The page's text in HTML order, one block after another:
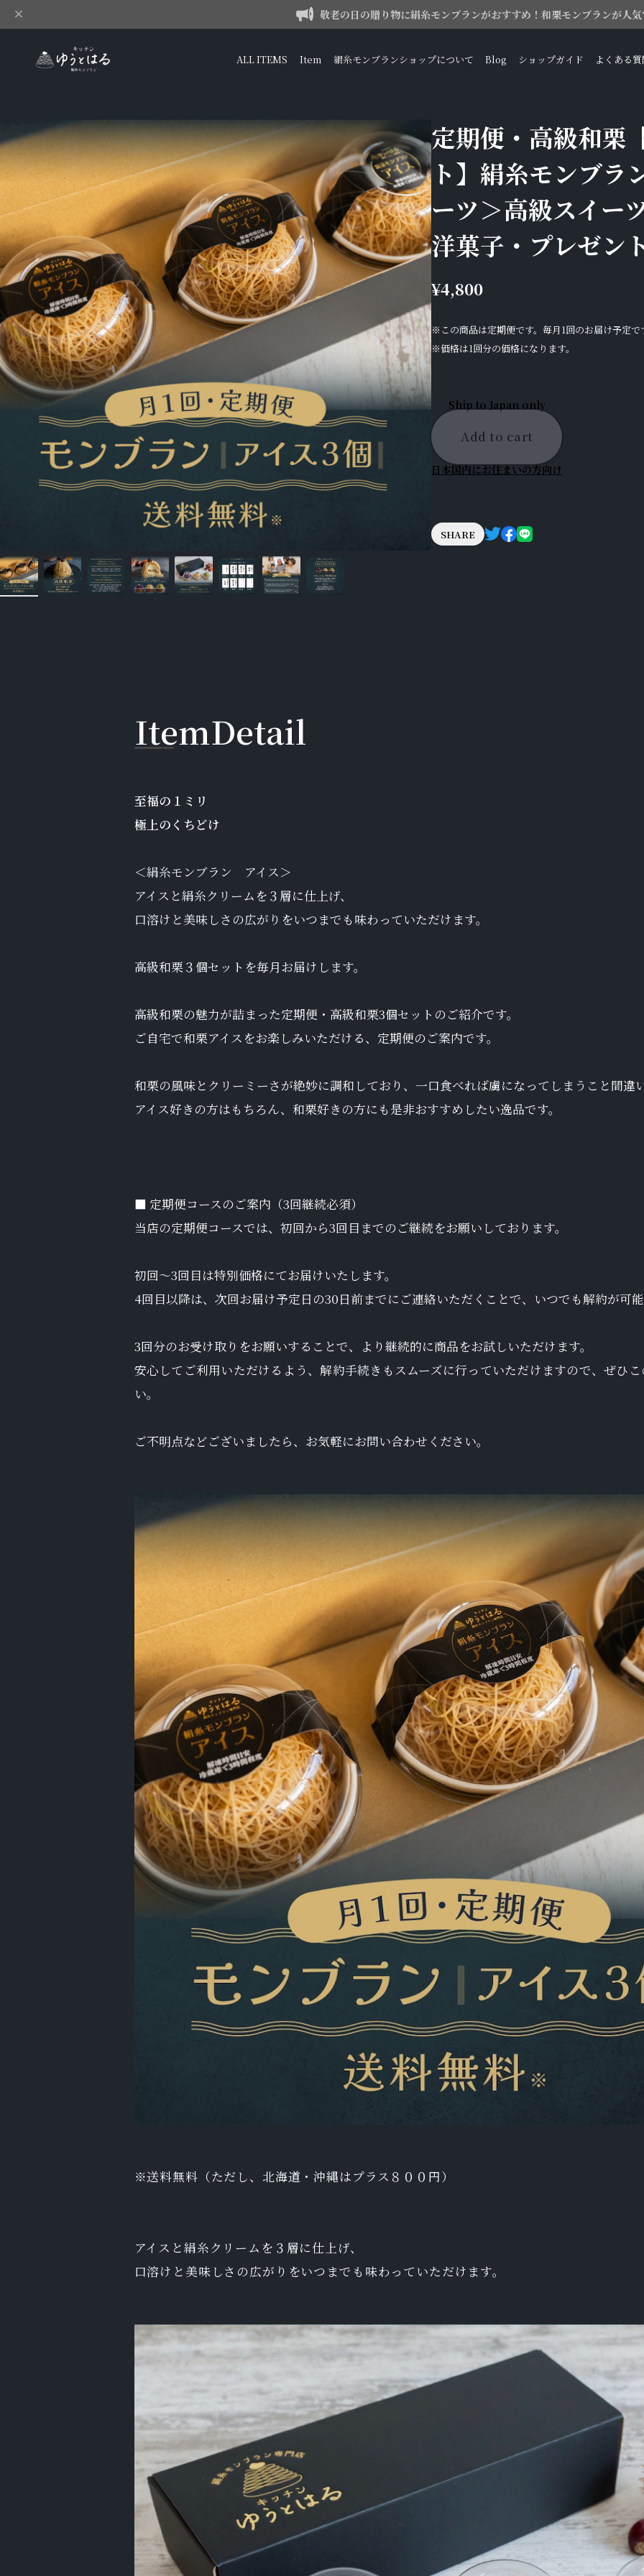
敬老の日の贈り物に絹糸モンブランがおすすめ！和栗モンブランが人
ALL ITEMS Item 絹糸モンブランショップについて Blog ショップガイド よくある
定期便・高級和栗
ト】絹糸モンブラ
ーツ＞高級スイ
洋菓子・プレゼン
¥4,800
※この商品は定期便です。毎月1回のお届け予定で
※価格は1回分の価格になります。
Ship to Japan only
Add to cart
日本国内にお住まいの方向け
SHARE
ItemDetail
至福の１ミリ
極上のくちどけ
＜絹糸モンブラン アイス＞
アイスと絹糸クリームを３層に仕上げ、
口溶けと美味しさの広がりをいつまでも味わっていただけます。
高級和栗３個セットを毎月お届けします。
高級和栗の魅力が詰まった定期便・高級和栗3個セットのご紹介です。
ご自宅で和栗アイスをお楽しみいただける、定期便のご案内です。
和栗の風味とクリーミーさが絶妙に調和しており、一口食べれば虜になってしまうこと間違
アイス好きの方はもちろん、和栗好きの方にも是非おすすめしたい逸品です。
■ 定期便コースのご案内（3回継続必須）
当店の定期便コースでは、初回から3回目までのご継続をお願いしております。
初回～3回目は特別価格にてお届けいたします。
4回目以降は、次回お届け予定日の30日前までにご連絡いただくことで、いつでも解約が可
3回分のお受け取りをお願いすることで、より継続的に商品をお試しいただけます。
安心してご利用いただけるよう、解約手続きもスムーズに行っていただけますので、ぜひ
い。
ご不明点などございましたら、お気軽にお問い合わせください。
※送料無料（ただし、北海道・沖縄はプラス８００円）
アイスと絹糸クリームを３層に仕上げ、
口溶けと美味しさの広がりをいつまでも味わっていただけます。